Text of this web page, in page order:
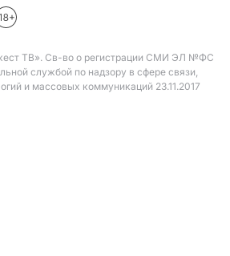
ТВ». Св-во о регистрации СМИ ЭЛ №ФС
службой по надзору в сфере связи,
и массовых коммуникаций 23.11.2017